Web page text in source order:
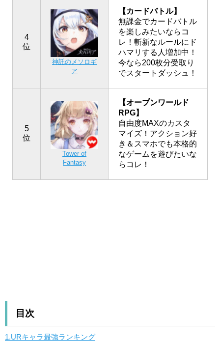
4
位
神託のメソロギ
ア
【カードバトル】
無課金でカードバトル
を楽しみたいならコ
レ！斬新なルールにド
ハマリする人増加中！
今なら200枚分受取り
でスタートダッシュ！
5
位
Tower of
Fantasy
【オープンワールド
RPG】
自由度MAXのカスタ
マイズ！アクション好
き＆スマホでも本格的
なゲームを遊びたいな
らコレ！
目次
1.URキャラ最強ランキング